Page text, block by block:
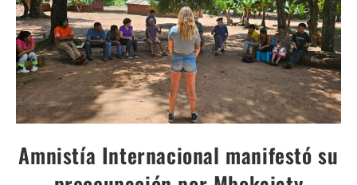
Amnistía Internacional manifestó su